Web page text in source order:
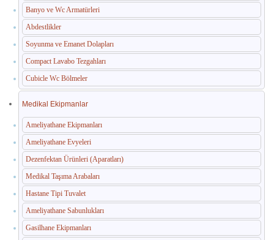
Banyo ve Wc Armatürleri
Abdestlikler
Soyunma ve Emanet Dolapları
Compact Lavabo Tezgahları
Cubicle Wc Bölmeler
Medikal Ekipmanlar
Ameliyathane Ekipmanları
Ameliyathane Evyeleri
Dezenfektan Ürünleri (Aparatları)
Medikal Taşıma Arabaları
Hastane Tipi Tuvalet
Ameliyathane Sabunlukları
Gasilhane Ekipmanları